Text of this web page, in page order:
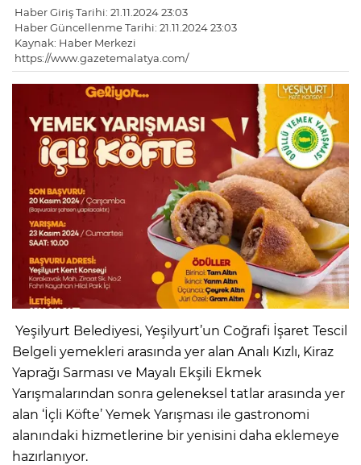
Haber Giriş Tarihi: 21.11.2024 23:03
Haber Güncellenme Tarihi: 21.11.2024 23:03
Kaynak: Haber Merkezi
https://www.gazetemalatya.com/
Yeşilyurt Belediyesi, Yeşilyurt’un Coğrafi İşaret Tescil
Belgeli yemekleri arasında yer alan Analı Kızlı, Kiraz
Yaprağı Sarması ve Mayalı Ekşili Ekmek
Yarışmalarından sonra geleneksel tatlar arasında yer
alan ‘İçli Köfte’ Yemek Yarışması ile gastronomi
alanındaki hizmetlerine bir yenisini daha eklemeye
hazırlanıyor.